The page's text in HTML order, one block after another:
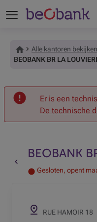
Onthaal
Alle kantoren bekijken
BEOBANK BR LA
Er is een
De technische
Terug naar de vorige pagina
BEOBANK
Gesloten, opent
RUE HAMOIR 18